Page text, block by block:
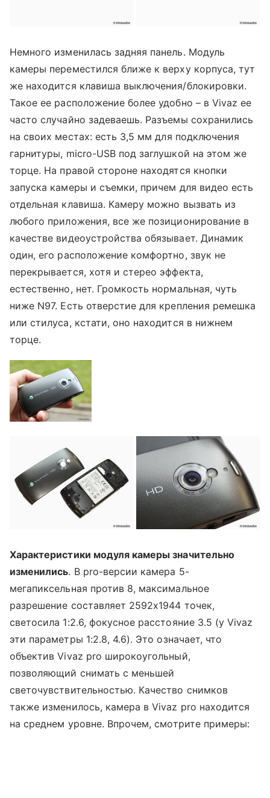
Немного изменилась задняя панель. Модуль
камеры переместился ближе к верху корпуса, тут
же находится клавиша выключения/блокировки.
Такое ее расположение более удобно – в Vivazее
часто случайно задеваешь. Разъемы сохранились
на своих местах:есть 3,5 мм для подключения
гарнитуры, micro-USB под заглушкой на этом же
торце. На правой стороне находятся кнопки
запуска камеры и съемки, причем для видео есть
отдельная клавиша. Камеру можно вызвать из
любого приложения, все же позиционирование в
качестве видеоустройства обязывает. Динамик
один, его расположение комфортно, звук не
перекрывается, хотя и стерео эффекта,
естественно, нет. Громкость нормальная, чуть
ниже N97. Есть отверстие для крепления ремешка
или стилуса, кстати, оно находится в нижнем
торце.
Характеристики модуля камеры значительно
изменились. В pro-версии камера 5-
мегапиксельная против 8, максимальное
разрешение составляет 2592х1944 точек,
светосила 1:2.6, фокусное расстояние 3.5 (у Vivaz
эти параметры 1:2.8, 4.6). Это означает, что
объективVivaz pro широкоугольный,
позволяющий снимать с меньшей
светочувствительностью. Качество снимков
также изменилось, камера вVivaz pro находится
на среднем уровне. Впрочем, смотрите примеры: